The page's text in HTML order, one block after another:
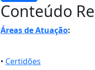
Conteúdo
Áreas de Atuação:
• Certidões